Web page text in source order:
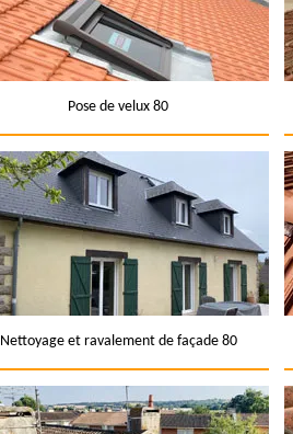
Pose de velux 80
Nettoyage et ravalement de façade 80